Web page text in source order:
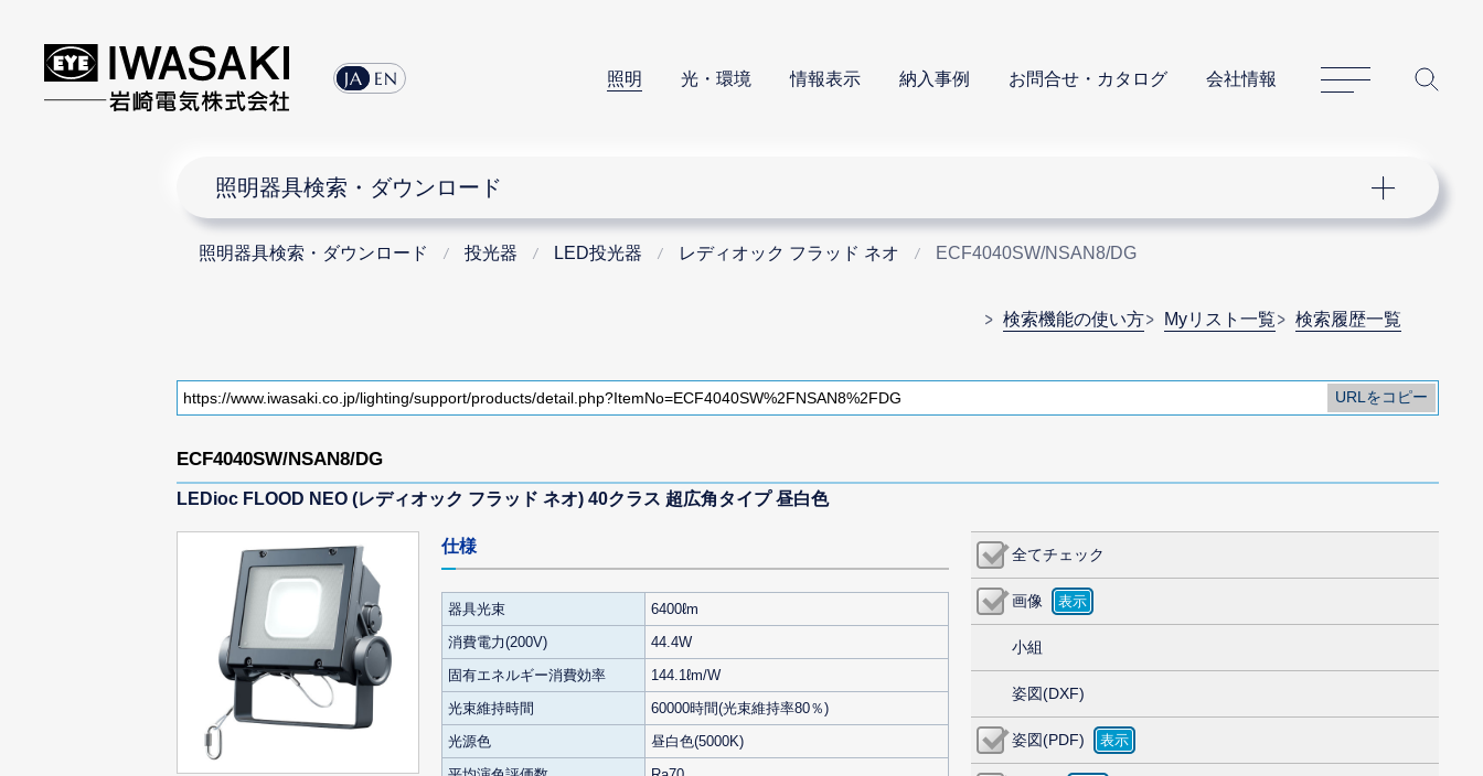
JA EN 照明 光・環境 情報表示 納入事例 お問合せ・カタログ 会社情報
サイトマップ
照明器具検索・ダウンロード
照明器具検索・ダウンロード 投光器 LED投光器 レディオック フラッド ネオ ECF4040SW/NSAN8/DG
検索機能の使い方 Myリスト一覧 検索履歴一覧
ECF4040SW/NSAN8/DG
LEDioc FLOOD NEO (レディオック フラッド ネオ) 40クラス 超広角タイプ 昼白色
全てチェック
画像
小組
姿図(DXF)
姿図(PDF)
仕様
器具光束
6400ℓm
消費電力(200V)
44.4W
固有エネルギー消費効率
144.1ℓm/W
光束維持時間
60000時間(光束維持率80％)
光源色
昼白色(5000K)